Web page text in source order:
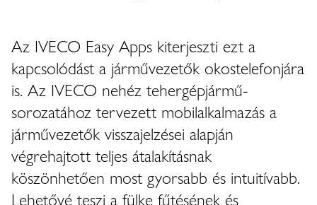
Az IVECO Easy Apps kiterjeszti ezt a
kapcsolódást a járművezetők okostelefonjára
is. Az IVECO nehéz tehergépjármű-
sorozatához tervezett mobilalkalmazás a
járművezetők visszajelzései alapján
végrehajtott teljes átalakításnak
köszönhetően most gyorsabb és intuitívabb.
Lehetővé teszi a fülke fűtésének és